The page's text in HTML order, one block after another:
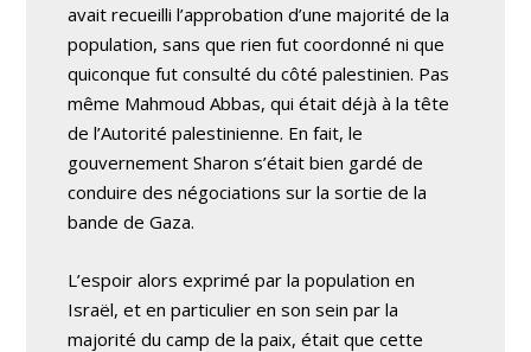
avait recueilli l’approbation d’une majorité de la
population, sans que rien fut coordonné ni que
quiconque fut consulté du côté palestinien. Pas
même Mahmoud Abbas, qui était déjà à la tête
de l’Autorité palestinienne. En fait, le
gouvernement Sharon s’était bien gardé de
conduire des négociations sur la sortie de la
bande de Gaza.
L’espoir alors exprimé par la population en
Israël, et en particulier en son sein par la
majorité du camp de la paix, était que cette